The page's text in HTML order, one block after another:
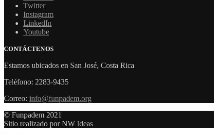
Twitter
Instagram
LinkedIn
Youtube
CONTÁCTENOS
Estamos ubicados en San José, Costa Rica
Teléfono: 2283-9435
Correo: info@funpadem.org
© Funpadem 2021
Sitio realizado por NW Ideas